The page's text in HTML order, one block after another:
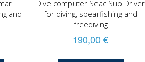
and
Dive computer Seac Sub Driver
for diving, spearfishing and
freediving
190,00 €